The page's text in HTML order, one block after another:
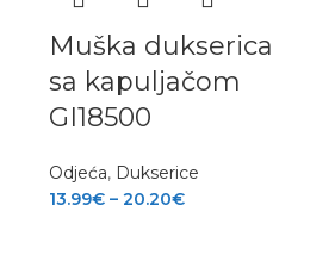
Muška dukserica
sa kapuljačom
GI18500
Odjeća, Dukserice
13.99€ – 20.20€